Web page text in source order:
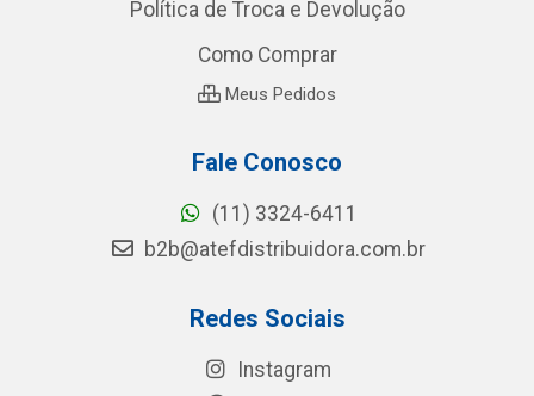
Política de Troca e Devolução
Como Comprar
Meus Pedidos
Fale Conosco
(11) 3324-6411
b2b@atefdistribuidora.com.br
Redes Sociais
Instagram